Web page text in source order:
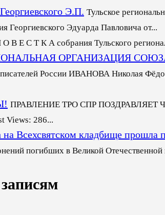
Э.П. Тульское
Георгиевского Эдуарда Павловича от...
В Е С Т К А собрания Тульского
ОРГАНИЗАЦИЯ
России ИВАНОВА Николая
ПРАВЛЕНИЕ ТРО СПР
286...
на Всехсвятском кладбище
погибших в Великой